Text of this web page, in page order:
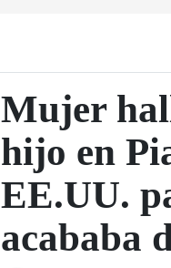
Mujer
hijo en
EE.UU.
acababa